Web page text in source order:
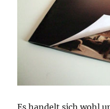
Es handelt sich wohl